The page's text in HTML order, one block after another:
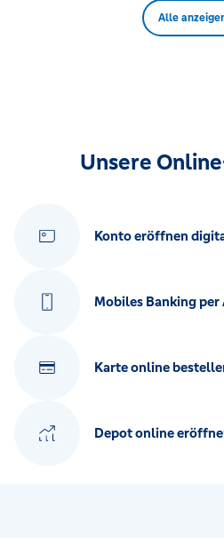
Alle
Unsere
Konto eröffnen
Mobiles Banking per
Karte online
Depot online